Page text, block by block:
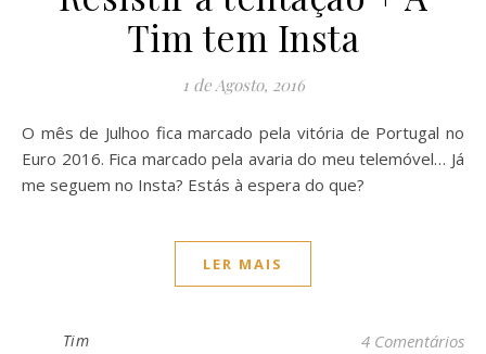
Tim tem Insta
1 de Agosto, 2016
O mês de Julhoo fica marcado pela vitória de Portugal no
Euro 2016. Fica marcado pela avaria do meu telemóvel… Já
me seguem no Insta? Estás à espera do que?
LER MAIS
Tim 4 Comentários